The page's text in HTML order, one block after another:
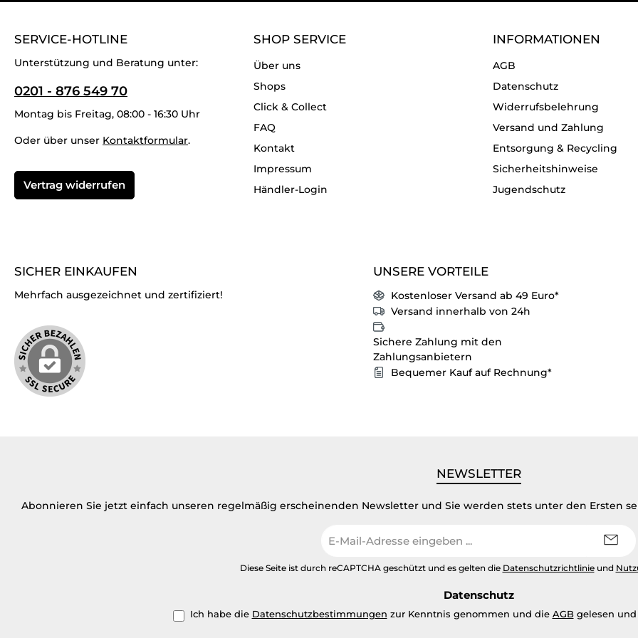
SERVICE-HOTLINE
Unterstützung und Beratung unter:
0201 - 876 549 70
Montag bis Freitag, 08:00 - 16:30 Uhr
Oder über unser Kontaktformular.
Vertrag widerrufen
SHOP SERVICE
Über uns
Shops
Click & Collect
FAQ
Kontakt
Impressum
Händler-Login
INFORMATIONEN
AGB
Datenschutz
Widerrufsbelehrung
Versand und Zahlung
Entsorgung & Recycling
Sicherheitshinweise
Jugendschutz
SICHER EINKAUFEN
Mehrfach ausgezeichnet und zertifiziert!
UNSERE VORTEILE
Kostenloser Versand ab 49 Euro*
Versand innerhalb von 24h
Sichere Zahlung mit den
Zahlungsanbietern
Bequemer Kauf auf Rechnung*
NEWSLETTER
Abonnieren Sie jetzt einfach unseren regelmäßig erscheinenden Newsletter und Sie werden stets unter den Ersten
Mail-
Diese Seite ist durch reCAPTCHA geschützt und es gelten die Datenschutzrichtlinieund
Datenschutz
Ich habe die Datenschutzbestimmungen zur Kenntnis genommen und die AGBgelesen und